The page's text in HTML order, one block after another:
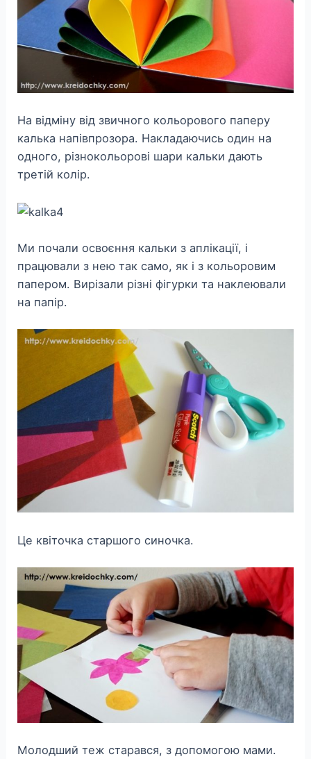
На відміну від звичного кольорового паперу
калька напівпрозора. Накладаючись один на
одного, різнокольорові шари кальки дають
третій колір.
Ми почали освоєння кальки з аплікації, і
працювали з нею так само, як і з кольоровим
папером. Вирізали різні фігурки та наклеювали
на папір.
Це квіточка старшого синочка.
Молодший теж старався, з допомогою мами.